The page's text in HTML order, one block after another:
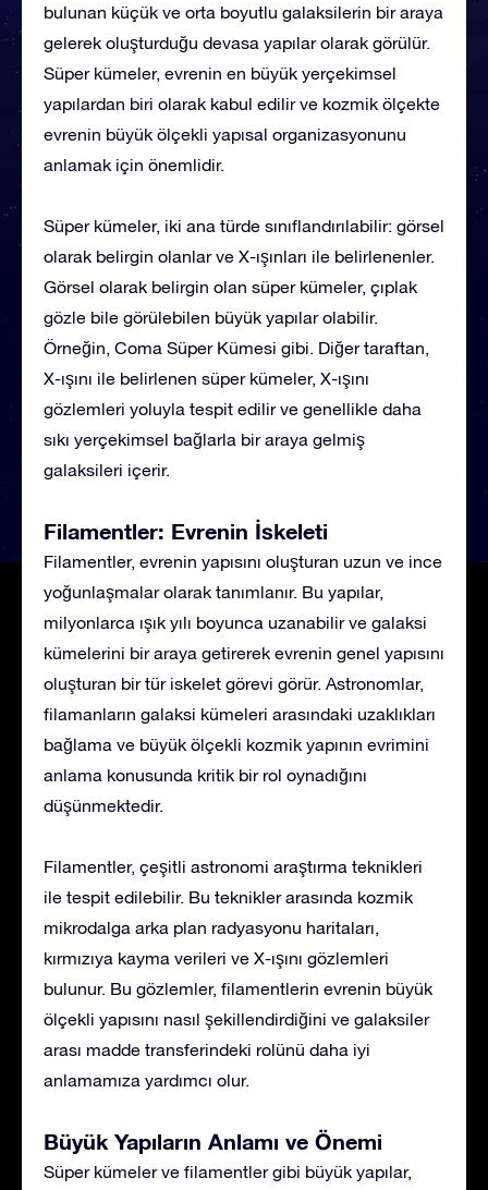
bulunan küçük ve orta boyutlu galaksilerin bir araya
gelerek oluşturduğu devasa yapılar olarak görülür.
Süper kümeler, evrenin en büyük yerçekimsel
yapılardan biri olarak kabul edilir ve kozmik ölçekte
evrenin büyük ölçekli yapısal organizasyonunu
anlamak için önemlidir.
Süper kümeler, iki ana türde sınıflandırılabilir: görsel
olarak belirgin olanlar ve X-ışınları ile belirlenenler.
Görsel olarak belirgin olan süper kümeler, çıplak
gözle bile görülebilen büyük yapılar olabilir.
Örneğin, Coma Süper Kümesi gibi. Diğer taraftan,
X-ışını ile belirlenen süper kümeler, X-ışını
gözlemleri yoluyla tespit edilir ve genellikle daha
sıkı yerçekimsel bağlarla bir araya gelmiş
galaksileri içerir.
Filamentler: Evrenin İskeleti
Filamentler, evrenin yapısını oluşturan uzun ve ince
yoğunlaşmalar olarak tanımlanır. Bu yapılar,
milyonlarca ışık yılı boyunca uzanabilir ve galaksi
kümelerini bir araya getirerek evrenin genel yapısını
oluşturan bir tür iskelet görevi görür. Astronomlar,
filamanların galaksi kümeleri arasındaki uzaklıkları
bağlama ve büyük ölçekli kozmik yapının evrimini
anlama konusunda kritik bir rol oynadığını
düşünmektedir.
Filamentler, çeşitli astronomi araştırma teknikleri
ile tespit edilebilir. Bu teknikler arasında kozmik
mikrodalga arka plan radyasyonu haritaları,
kırmızıya kayma verileri ve X-ışını gözlemleri
bulunur. Bu gözlemler, filamentlerin evrenin büyük
ölçekli yapısını nasıl şekillendirdiğini ve galaksiler
arası madde transferindeki rolünü daha iyi
anlamamıza yardımcı olur.
Büyük Yapıların Anlamı ve Önemi
Süper kümeler ve filamentler gibi büyük yapılar,